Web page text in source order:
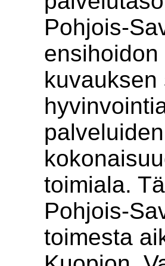
Pohjois-
kuvauksen
toimiala.
Pohjois-
toimesta